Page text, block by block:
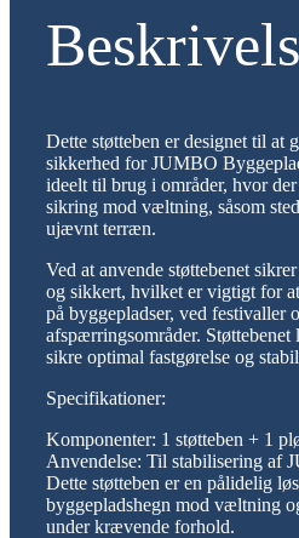
Dette støtteben er designet til at
sikkerhed for JUMBO
ideelt til brug i områder, hvor
sikring mod væltning, såsom
ujævnt terræn.
Ved at anvende støttebenet
og sikkert, hvilket er vigtigt for
på byggepladser, ved festivaller
afspærringsområder.
sikre optimal fastgørelse og
Specifikationer:
Komponenter: 1 støtteben + 1
Anvendelse: Til stabilisering af
Dette støtteben er en pålidelig
byggepladshegn mod væltning
under krævende forhold.